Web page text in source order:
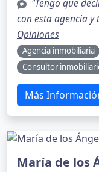
"Tengo que
con esta agencia y
Opiniones
Agencia inmobiliaria
Consultor
Más
María de los